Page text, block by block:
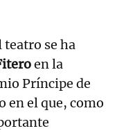
se ha
en la
Príncipe de
en el que, como